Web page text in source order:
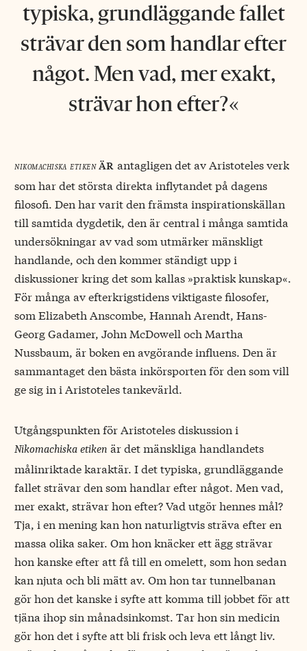
typiska, grundläggande fallet
strävar den som handlar efter
något. Men vad, mer exakt,
strävar hon efter?
nikomachiska etikenär antagligen det av Aristoteles verk
som har det största direkta inflytandet på dagens
filosofi. Den har varit den främsta inspirationskällan
till samtida dygdetik, den är central i många samtida
undersökningar av vad som utmärker mänskligt
handlande, och den kommer ständigt upp i
diskussioner kring det som kallas »praktisk kunskap«.
För många av efterkrigstidens viktigaste filosofer,
som Elizabeth Anscombe, Hannah Arendt, Hans-
Georg Gadamer, John McDowell och Martha
Nussbaum, är boken en avgörande influens. Den är
sammantaget den bästa inkörsporten för den som vill
ge sig in i Aristoteles tankevärld.
Utgångspunkten för Aristoteles diskussion i
Nikomachiska etiken är det mänskliga handlandets
målinriktade karaktär. I det typiska, grundläggande
fallet strävar den som handlar efter något. Men vad,
mer exakt, strävar hon efter? Vad utgör hennes mål?
Tja, i en mening kan hon naturligtvis sträva efter en
massa olika saker. Om hon knäcker ett ägg strävar
hon kanske efter att få till en omelett, som hon sedan
kan njuta och bli mätt av. Om hon tar tunnelbanan
gör hon det kanske i syfte att komma till jobbet för att
tjäna ihop sin månadsinkomst. Tar hon sin medicin
gör hon det i syfte att bli frisk och leva ett långt liv.